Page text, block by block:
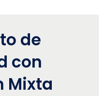
de
con
Mixta